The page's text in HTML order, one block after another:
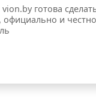
готова
официально и